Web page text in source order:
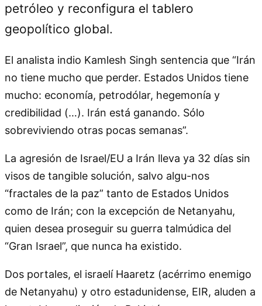
petróleo y reconfigura el tablero
geopolítico global.
El analista indio Kamlesh Singh sentencia que “Irán
no tiene mucho que perder. Estados Unidos tiene
mucho: economía, petrodólar, hegemonía y
credibilidad (…). Irán está ganando. Sólo
sobreviviendo otras pocas semanas”.
La agresión de Israel/EU a Irán lleva ya 32 días sin
visos de tangible solución, salvo algu-nos
“fractales de la paz” tanto de Estados Unidos
como de Irán; con la excepción de Netanyahu,
quien desea proseguir su guerra talmúdica del
“Gran Israel”, que nunca ha existido.
Dos portales, el israelí Haaretz (acérrimo enemigo
de Netanyahu) y otro estadunidense, EIR, aluden a